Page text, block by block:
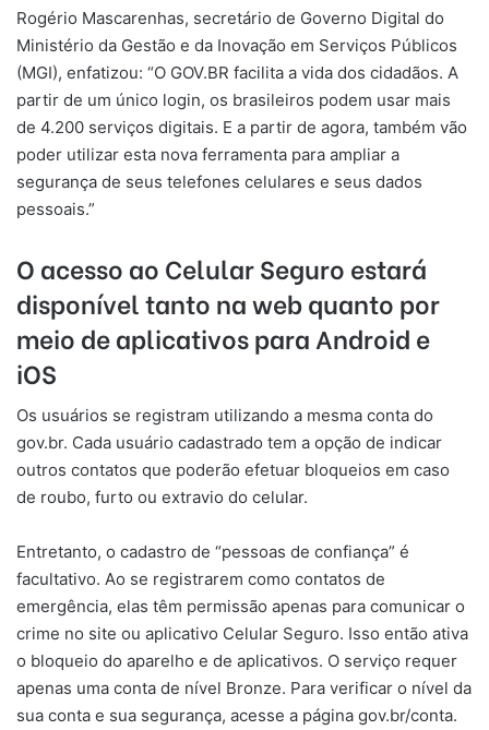
Rogério Mascarenhas, secretário de Governo Digital do
Ministério da Gestão e da Inovação em Serviços Públicos
(MGI), enfatizou: “O GOV.BR facilita a vida dos cidadãos. A
partir de um único login, os brasileiros podem usar mais
de 4.200 serviços digitais. E a partir de agora, também vão
poder utilizar esta nova ferramenta para ampliar a
segurança de seus telefones celulares e seus dados
pessoais.”
O acesso ao Celular Seguro estará
disponível tanto na web quanto por
meio de aplicativos para Android e
iOS
Os usuários se registram utilizando a mesma conta do
gov.br. Cada usuário cadastrado tem a opção de indicar
outros contatos que poderão efetuar bloqueios em caso
de roubo, furto ou extravio do celular.
Entretanto, o cadastro de “pessoas de confiança” é
facultativo. Ao se registrarem como contatos de
emergência, elas têm permissão apenas para comunicar o
crime no site ou aplicativo Celular Seguro. Isso então ativa
o bloqueio do aparelho e de aplicativos. O serviço requer
apenas uma conta de nível Bronze. Para verificar o nível da
sua conta e sua segurança, acesse a página gov.br/conta.